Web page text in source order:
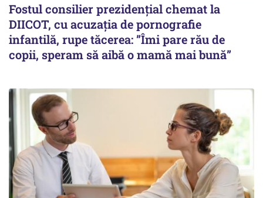
Fostul consilier prezidențial chemat la
DIICOT, cu acuzația de pornografie
infantilă, rupe tăcerea: ”Îmi pare rău de
copii, speram să aibă o mamă mai bună”